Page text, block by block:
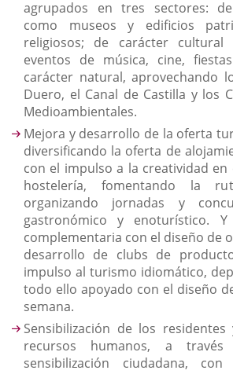
agrupados en tres sectores:
como museos y edificios
religiosos; de carácter cultural
eventos de música, cine,
carácter natural, aprovechando
Duero, el Canal de Castilla y los
Medioambientales.
Mejora y desarrollo de la oferta
diversificando la oferta de
con el impulso a la creatividad en
hostelería, fomentando la
organizando jornadas y
gastronómico y enoturístico.
complementaria con el diseño de
desarrollo de clubs de
impulso al turismo idiomático,
todo ello apoyado con el diseño
semana.
Sensibilización de los
recursos humanos, a
sensibilización ciudadana,